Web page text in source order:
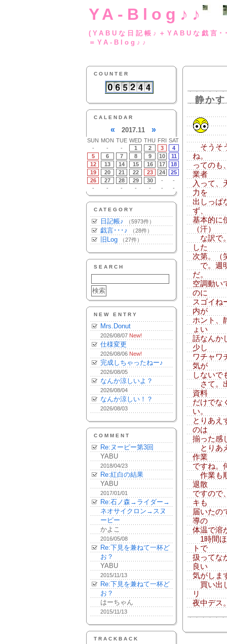
YA-Blog♪♪
(YABUな日記帳♪
＝YA-Blog♪♪
COUNTER
CALENDAR
« 2017.11 »
SUN MON TUE WED THU FRI SAT
-
- - 1 2 3
4
5
6 7 8 9 10
11
12
13 14 15 16 17
18
19
20 21 22 23 24
25
26
27 28 29 30 -
-
-
- - - - - -
CATEGORY
日記帳♪ （5973件）
戯言･･･♪ （28件）
旧Log （27件）
SEARCH
NEW ENTRY
Mrs.Donut
2026/08/07 New!
仕様変更
2026/08/06 New!
完成しちゃったねー♪
2026/08/05
なんか涼しいよ？
2026/08/04
なんか涼しい！？
2026/08/03
COMMENT
Re:ヌーピー第3回
YABU
2018/04/23
Re:紅白の結果
YABU
2017/01/01
Re:石ノ森→ライダー→
ネオサイクロン→スヌ
ーピー
かよこ
2016/05/08
Re:下見を兼ねて一杯ど
お？
YABU
2015/11/13
Re:下見を兼ねて一杯ど
お？
はーちゃん
2015/11/13
TRACKBACK
静か
そうそ
ね。
ってのも
業者
入って、
力を
出しっぱ
ず、
基本的に
（汗）
な訳で
した
次第。（
で。週
だ。
空調動い
のに
スゴイね
内が
ホント、
ょい
話なんか
少し
ワチャワ
気が
しないで
さて。
資料
だけでな
い。
とりあえ
のは
揃った感
とりあ
作業
ですね。
作業も
退散
ですので
キも
届いたの
導の
体温で溶
1時間ほ
トで
扱ってな
良い
気がしま
買い出
リ
夜中デス